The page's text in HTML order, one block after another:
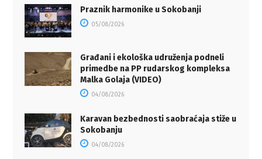
Praznik harmonike u Sokobanji
05/08/2026
Građani i ekološka udruženja podneli
primedbe na PP rudarskog kompleksa
Malka Golaja (VIDEO)
04/08/2026
Karavan bezbednosti saobraćaja stiže u
Sokobanju
04/08/2026